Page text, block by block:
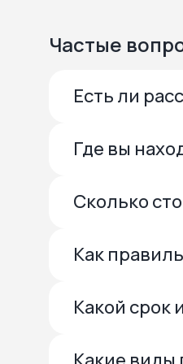
Частые
Есть ли
Где вы
Сколько
Как
Какой срок